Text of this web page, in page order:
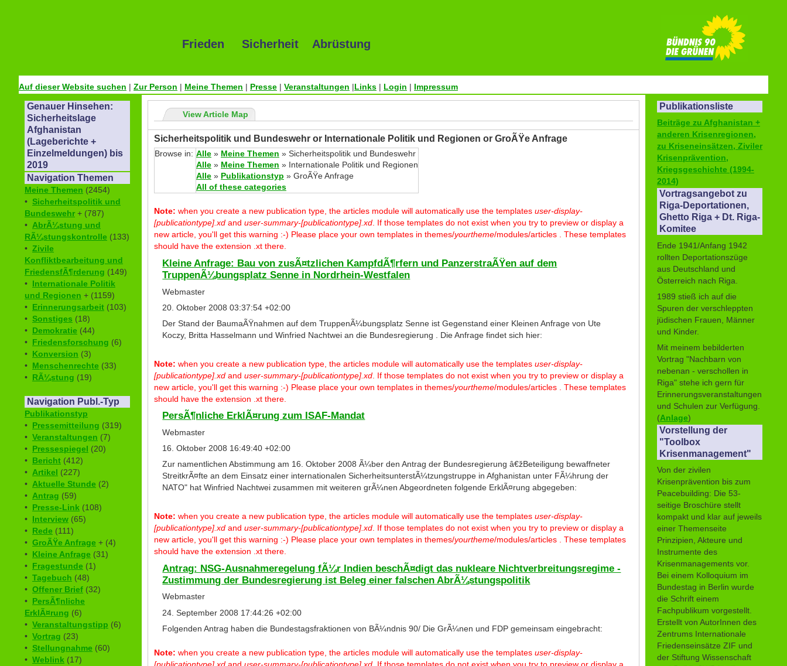
Frieden Sicherheit Abrüstung
Auf dieser Website suchen | Zur Person | Meine Themen | Presse | Veranstaltungen |Links | Login | Impressum
Genauer Hinsehen:
Sicherheitslage
Afghanistan
(Lageberichte +
Einzelmeldungen) bis
2019
Navigation Themen
Meine Themen (2454)
• Sicherheitspolitik und
Bundeswehr + (787)
• AbrÃ¼stung und
RÃ¼stungskontrolle (133)
• Zivile
Konfliktbearbeitung und
FriedensfÃ¶rderung (149)
• Internationale Politik
und Regionen + (1159)
• Erinnerungsarbeit (103)
• Sonstiges (18)
• Demokratie (44)
• Friedensforschung (6)
• Konversion (3)
• Menschenrechte (33)
• RÃ¼stung (19)
Navigation Publ.-Typ
Publikationstyp
• Pressemitteilung (319)
• Veranstaltungen (7)
• Pressespiegel (20)
• Bericht (412)
• Artikel (227)
• Aktuelle Stunde (2)
• Antrag (59)
• Presse-Link (108)
• Interview (65)
• Rede (111)
• GroÃŸe Anfrage + (4)
• Kleine Anfrage (31)
• Fragestunde (1)
• Tagebuch (48)
• Offener Brief (32)
• PersÃ¶nliche
ErklÃ¤rung (6)
• Veranstaltungstipp (6)
• Vortrag (23)
• Stellungnahme (60)
• Weblink (17)
View Article Map
Sicherheitspolitik und Bundeswehr or Internationale Politik und Regionen or GroÃŸe Anfrage
Browse in: Alle » Meine Themen » Sicherheitspolitik und Bundeswehr
Alle » Meine Themen » Internationale Politik und Regionen
Alle » Publikationstyp » GroÃŸe Anfrage
All of these categories
Note: when you create a new publication type, the articles module will automatically use the templates user-display-
[publicationtype].xd and user-summary-[publicationtype].xd. If those templates do not exist when you try to preview or display a
new article, you'll get this warning :-) Please place your own templates in themes/yourtheme/modules/articles . These templates
should have the extension .xt there.
Kleine Anfrage: Bau von zusÃ¤tzlichen KampfdÃ¶rfern und PanzerstraÃŸen auf dem
TruppenÃ¼bungsplatz Senne in Nordrhein-Westfalen
Webmaster
20. Oktober 2008 03:37:54 +02:00
Der Stand der BaumaÃŸnahmen auf dem TruppenÃ¼bungsplatz Senne ist Gegenstand einer Kleinen Anfrage von Ute
Koczy, Britta Hasselmann und Winfried Nachtwei an die Bundesregierung . Die Anfrage findet sich hier:
Note: when you create a new publication type, the articles module will automatically use the templates user-display-
[publicationtype].xd and user-summary-[publicationtype].xd . If those templates do not exist when you try to preview or display a
new article, you'll get this warning :-) Please place your own templates in themes/yourtheme/modules/articles . These templates
should have the extension .xt there.
PersÃ¶nliche ErklÃ¤rung zum ISAF-Mandat
Webmaster
16. Oktober 2008 16:49:40 +02:00
Zur namentlichen Abstimmung am 16. Oktober 2008 Ã¼ber den Antrag der Bundesregierung â€žBeteiligung bewaffneter
StreitkrÃ¤fte an dem Einsatz einer internationalen SicherheitsunterstÃ¼tzungstruppe in Afghanistan unter FÃ¼hrung der
NATO" hat Winfried Nachtwei zusammen mit weiteren grÃ¼nen Abgeordneten folgende ErklÃ¤rung abgegeben:
Note: when you create a new publication type, the articles module will automatically use the templates user-display-
[publicationtype].xd and user-summary-[publicationtype].xd . If those templates do not exist when you try to preview or display a
new article, you'll get this warning :-) Please place your own templates in themes/yourtheme/modules/articles . These templates
should have the extension .xt there.
Antrag: NSG-Ausnahmeregelung fÃ¼r Indien beschÃ¤digt das nukleare Nichtverbreitungsregime -
Zustimmung der Bundesregierung ist Beleg einer falschen AbrÃ¼stungspolitik
Webmaster
24. September 2008 17:44:26 +02:00
Folgenden Antrag haben die Bundestagsfraktionen von BÃ¼ndnis 90/ Die GrÃ¼nen und FDP gemeinsam eingebracht:
Note: when you create a new publication type, the articles module will automatically use the templates user-display-
Publikationsliste
Beiträge zu Afghanistan +
anderen Krisenregionen,
zu Kriseneinsätzen, Ziviler
Krisenprävention,
Kriegsgeschichte (1994-
2014)
Vortragsangebot zu
Riga-Deportationen,
Ghetto Riga + Dt. Riga-
Komitee
Ende 1941/Anfang 1942
rollten Deportationszüge
aus Deutschland und
Österreich nach Riga.
1989 stieß ich auf die
Spuren der verschleppten
jüdischen Frauen, Männer
und Kinder.
Mit meinem bebilderten
Vortrag "Nachbarn von
nebenan - verschollen in
Riga" stehe ich gern für
Erinnerungsveranstaltungen
und Schulen zur Verfügung.
(Anlage)
Vorstellung der
"Toolbox
Krisenmanagement"
Von der zivilen
Krisenprävention bis zum
Peacebuilding: Die 53-
seitige Broschüre stellt
kompakt und klar auf jeweils
einer Themenseite
Prinzipien, Akteure und
Instrumente des
Krisenmanagements vor.
Bei einem Kolloquium im
Bundestag in Berlin wurde
die Schrift einem
Fachpublikum vorgestellt.
Erstellt von AutorInnen des
Zentrums Internationale
Friedenseinsätze ZIF und
der Stiftung Wissenschaft